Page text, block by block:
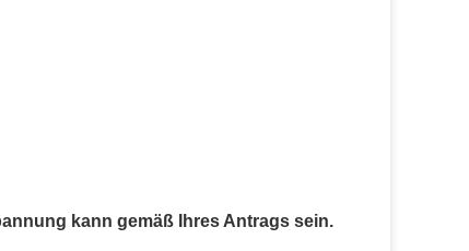
kann gemäß Ihres Antrags sein.